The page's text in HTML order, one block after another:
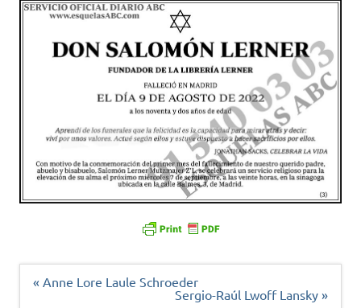
Navegación
« Anne Lore Laule Schroeder
Sergio-Raúl Lwoff Lansky »